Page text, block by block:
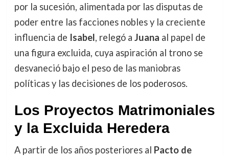
por la sucesión, alimentada por las disputas de
poder entre las facciones nobles y la creciente
influencia de Isabel, relegó a Juana al papel de
una figura excluida, cuya aspiración al trono se
desvaneció bajo el peso de las maniobras
políticas y las decisiones de los poderosos.
Los Proyectos Matrimoniales
y la Excluida Heredera
A partir de los años posteriores al Pacto de